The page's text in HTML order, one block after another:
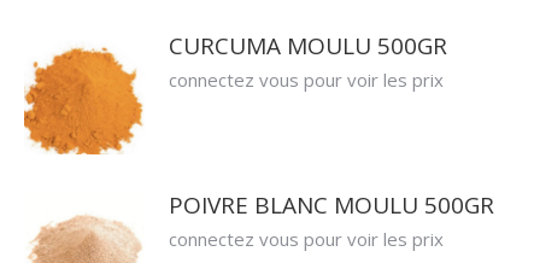
CURCUMA MOULU 500GR
connectez vous pour voir les prix
POIVRE BLANC MOULU 500GR
connectez vous pour voir les prix